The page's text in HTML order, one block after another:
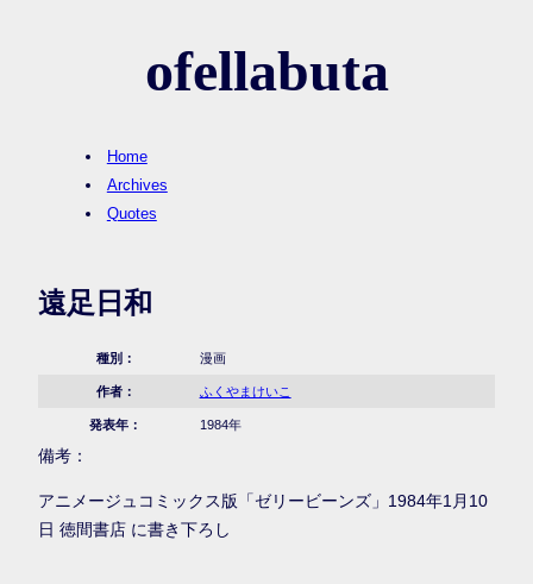
ofellabuta
Home
Archives
Quotes
遠足日和
種別： 漫画
作者： ふくやまけいこ
発表年： 1984年
備考：
アニメージュコミックス版「ゼリービーンズ」1984年1月10
日 徳間書店 に書き下ろし